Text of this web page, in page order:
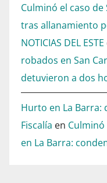
Culminó el caso
tras allanamiento
NOTICIAS DEL ESTE
robados en San
detuvieron a dos
Hurto en La Barra:
Fiscalía en
en La Barra: